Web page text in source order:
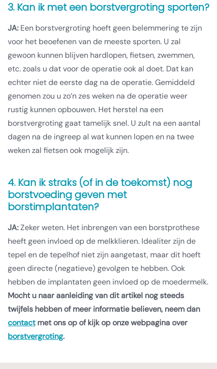
3. Kan ik met een borstvergroting sporten?
JA: Een borstvergroting hoeft geen belemmering te zijn
voor het beoefenen van de meeste sporten. U zal
gewoon kunnen blijven hardlopen, fietsen, zwemmen,
etc. zoals u dat voor de operatie ook al doet. Dat kan
echter niet de eerste dag na de operatie. Gemiddeld
genomen zou u zo’n zes weken na de operatie weer
rustig kunnen opbouwen. Het herstel na een
borstvergroting gaat tamelijk snel. U zult na een aantal
dagen na de ingreep al wat kunnen lopen en na twee
weken zal fietsen ook mogelijk zijn.
4. Kan ik straks (of in de toekomst) nog
borstvoeding geven met
borstimplantaten?
JA:Zeker weten. Het inbrengen van een borstprothese
heeft geen invloed op de melkklieren. Idealiter zijn de
tepel en de tepelhof niet zijn aangetast, maar dit hoeft
geen directe (negatieve) gevolgen te hebben. Ook
hebben de implantaten geen invloed op de moedermelk.
Mocht u naar aanleiding van dit artikel nog steeds
twijfels hebben of meer informatie believen, neem dan
contactmet ons op of kijk op onze webpagina over
borstvergroting.